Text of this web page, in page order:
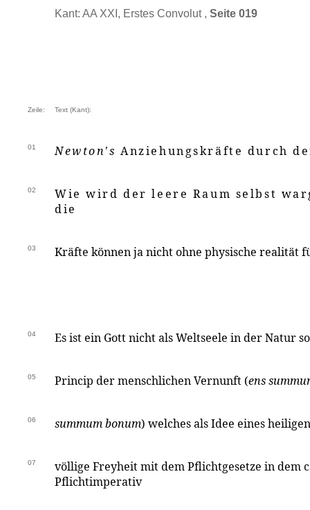
Kant: AA XXI, Erstes Convolut , Seite 019
Zeile: Text (Kant):
01 Newton's Anziehungskräfte durch
02
Wie wird der leere Raum selbst
die
03 Kräfte können ja nicht ohne physische realität
04 Es ist ein Gott nicht als Weltseele in der Natur
05 Princip der menschlichen Vernunft (ens
06 summum bonum) welches als Idee eines
07
völlige Freyheit mit dem Pflichtgesetze in dem
Pflichtimperativ